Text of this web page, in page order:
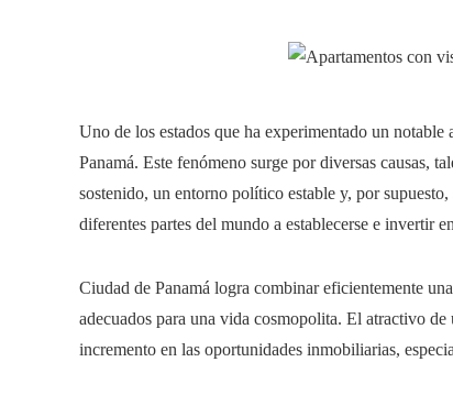
Uno de los estados que ha experimentado un
Panamá. Este fenómeno surge por diversas causas,
sostenido, un entorno político estable y, por
diferentes partes del mundo a establecerse e invertir
Ciudad de Panamá logra combinar eficientemente
adecuados para una vida cosmopolita. El atractivo
incremento en las oportunidades inmobiliarias,